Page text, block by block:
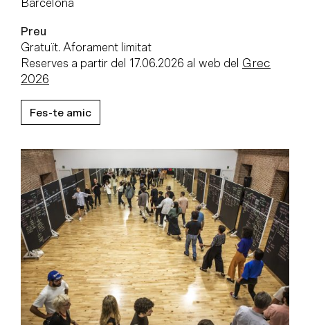
Barcelona
Preu
Gratuït. Aforament limitat
Reserves a partir del 17.06.2026 al web del Grec
2026
Fes-te amic